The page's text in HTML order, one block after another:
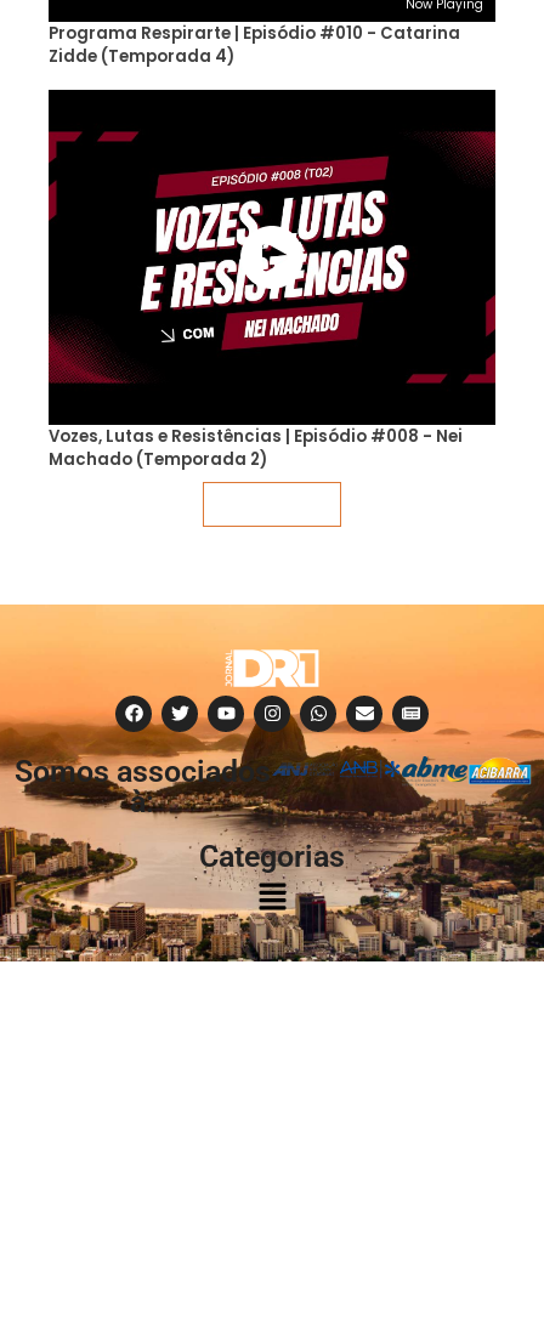
Now Playing
Programa Respirarte | Episódio #010 - Catarina
Zidde (Temporada 4)
Vozes, Lutas e Resistências | Episódio #008 - Nei
Machado (Temporada 2)
Somos associados
à:
Categorias